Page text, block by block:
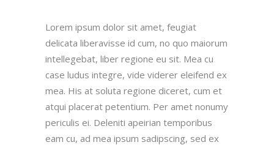
Lorem ipsum dolor sit amet, feugiat
delicata liberavisse id cum, no quo maiorum
intellegebat, liber regione eu sit. Mea cu
case ludus integre, vide viderer eleifend ex
mea. His at soluta regione diceret, cum et
atqui placerat petentium. Per amet nonumy
periculis ei. Deleniti apeirian temporibus
eam cu, ad mea ipsum sadipscing, sed ex